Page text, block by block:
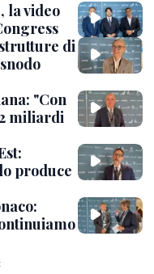
la video
di
"Con
miliardi
produce